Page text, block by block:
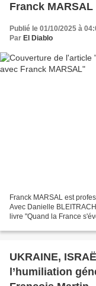
Franck MARSAL
Publié le 01/10/2025 à
Par El Diablo
Franck MARSAL est
Avec Danielle
livre "Quand la France
UKRAINE,
l’humiliation